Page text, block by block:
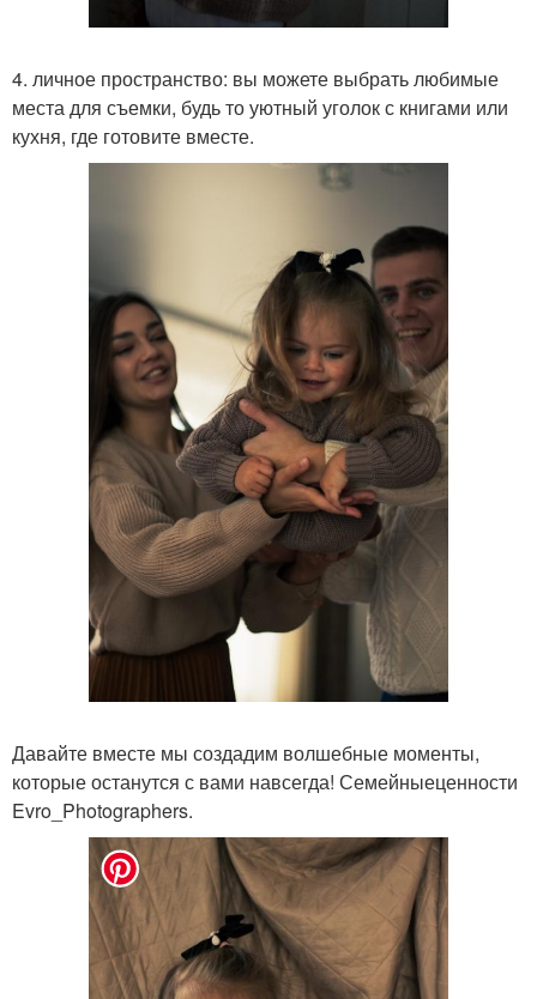
4. личное пространство: вы можете выбрать любимые
места для съемки, будь то уютный уголок с книгами или
кухня, где готовите вместе.
Давайте вместе мы создадим волшебные моменты,
которые останутся с вами навсегда! Семейныеценности
Evro_Photographers.